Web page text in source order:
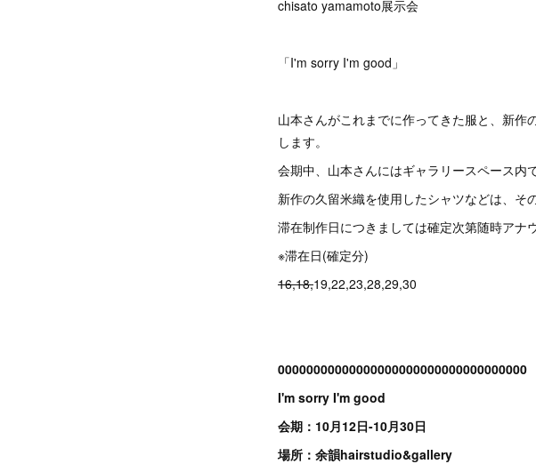
chisato yamamoto展示会
「I'm sorry I'm good」
山本さんがこれまでに作ってきた服と、新
します。
会期中、山本さんにはギャラリースペース内
新作の久留米織を使用したシャツなどは、そ
滞在制作日につきましては確定次第随時アナ
※滞在日(確定分)
16,18,19,22,23,28,29,30
00000000000000000000000000000000000
I'm sorry I'm good
会期：10月12日-10月30日
場所：余韻hairstudio&gallery